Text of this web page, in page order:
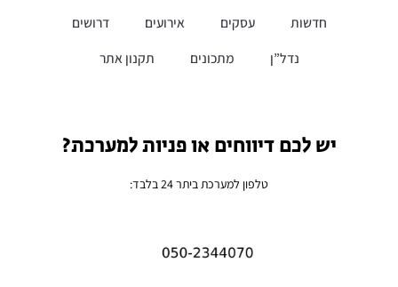
חדשות עסקים אירועים
דרושים
נדל”ן
מתכונים תקנון אתר
יש לכם דיווחים או פניות למערכת?
טלפון למערכת ביתר 24 בלבד: